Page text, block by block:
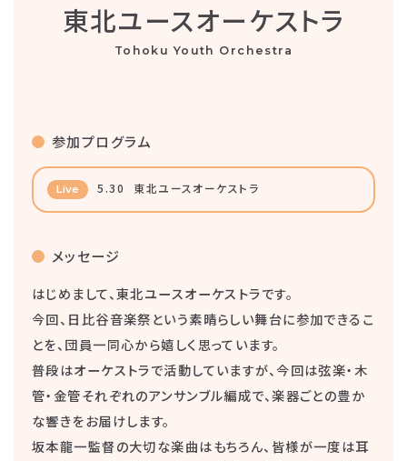
東北ユースオーケストラ
Tohoku Youth Orchestra
参加プログラム
Live 5.30 東北ユースオーケストラ
メッセージ
はじめまして、東北ユースオーケストラです。
今回、日比谷音楽祭という素晴らしい舞台に参加できるこ
とを、団員一同心から嬉しく思っています。
普段はオーケストラで活動していますが、今回は弦楽・木
管・金管それぞれのアンサンブル編成で、楽器ごとの豊か
な響きをお届けします。
坂本龍一監督の大切な楽曲はもちろん、皆様が一度は耳